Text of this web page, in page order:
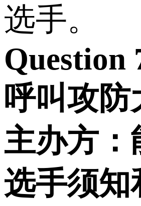
选手。
Question
呼叫攻防
主办方：
选手须知